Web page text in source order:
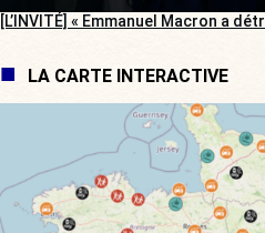
[L’INVITÉ] « Emmanuel Macron a
LA CARTE INTERACTIVE